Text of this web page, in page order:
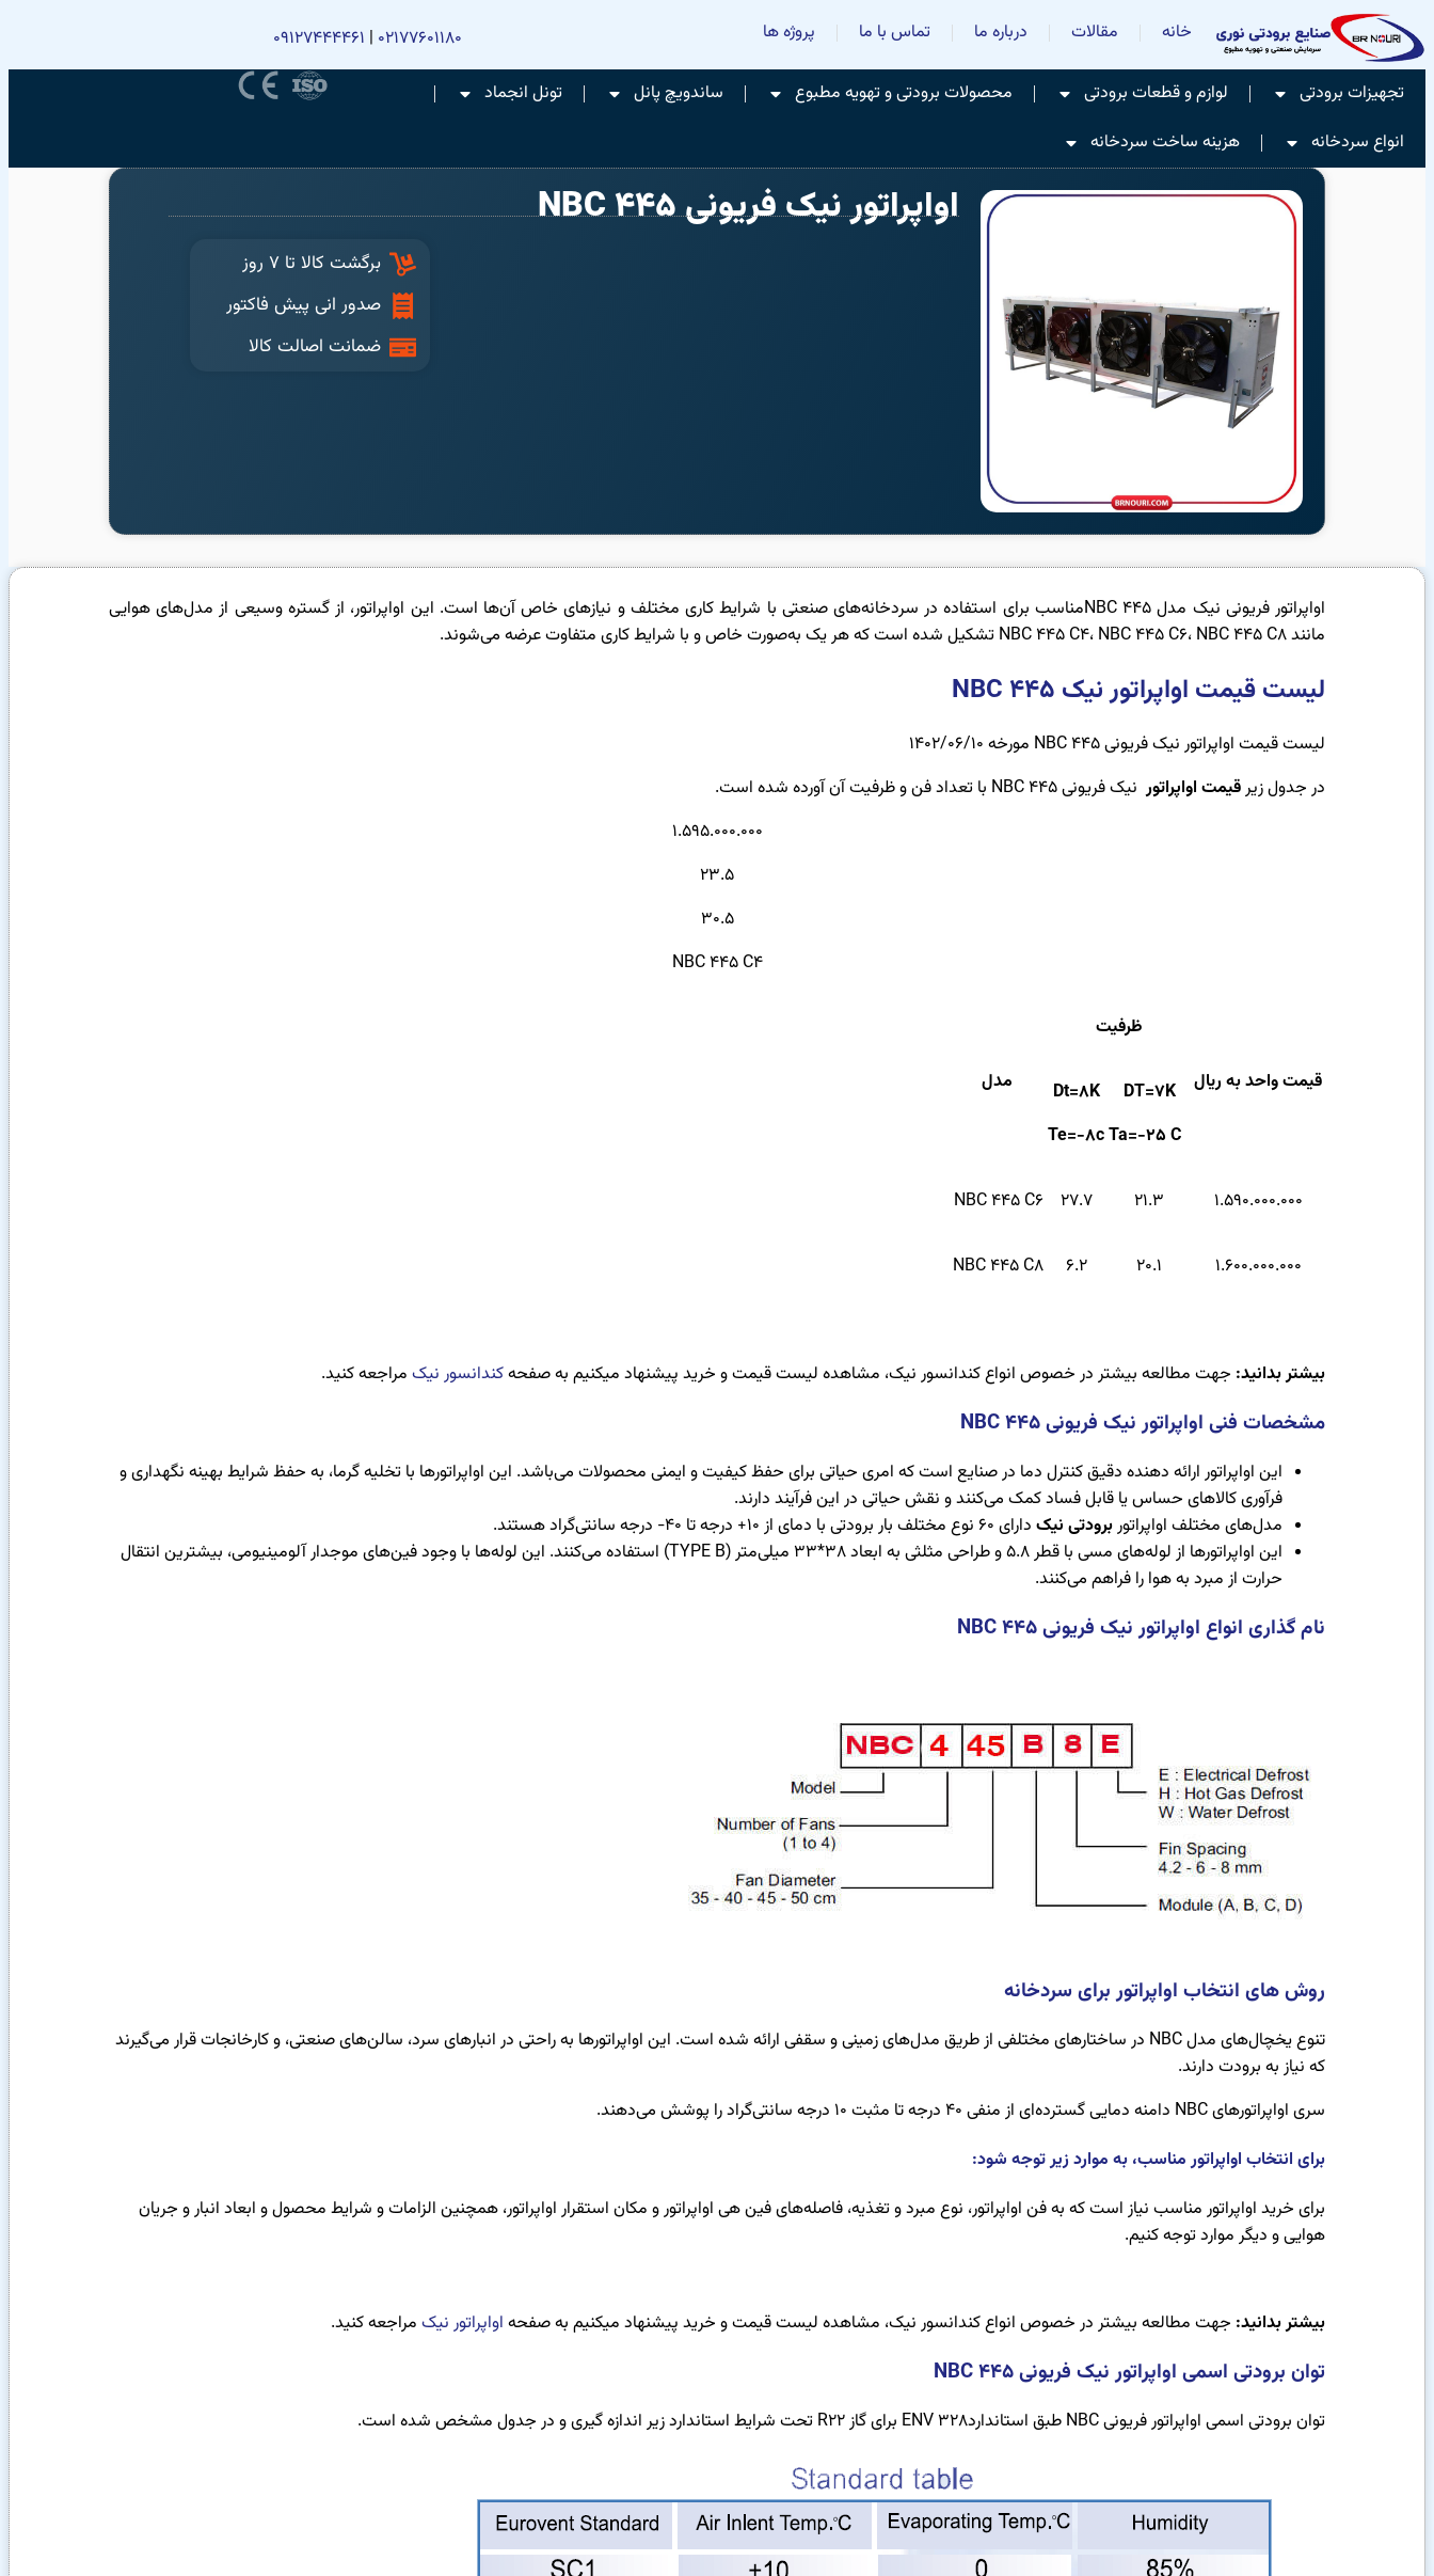
خانه مقالات درباره ما تماس با ما پروژه ها 02177601180
|
09127444461
تجهیزات برودتی لوازم و قطعات برودتی محصولات برودتی و تهویه مطبوع ساندویچ پانل
تونل انجماد
انواع سردخانه
هزینه ساخت سردخانه
اواپراتور نیک فریونی NBC 445
برگشت کالا تا 7 روز
صدور انی پیش فاکتور
ضمانت اصالت کالا
اواپراتور فریونی نیک مدل NBC 445مناسب برای استفاده در سردخانه‌های صنعتی با شرایط کاری مختلف و نیازهای خاص آن‌ها است. این اواپراتور، از گستره وسیعی از مدل‌های هوایی
مانند NBC 445 C4، NBC 445 C6، NBC 445 C8 تشکیل شده است که هر یک به‌صورت خاص و با شرایط کاری متفاوت عرضه می‌شوند.
لیست قیمت اواپراتور نیک NBC 445
لیست قیمت اواپراتور نیک فریونی NBC 445 مورخه 1402/06/10
در جدول زیرقیمت اواپراتورنیک فریونی NBC 445 با تعداد فن و ظرفیت آن آورده شده است.
1.595.000.000
23.5
30.5
NBC 445 C4
قیمت واحد به ریال
ظرفیت
مدل
DT=7K
Dt=8K
Te=-8c
1.590.000.000
21.3
27.7
NBC 445 C6
1.600.000.000
20.1
6.2
NBC 445 C8
بیشتر بدانید: جهت مطالعه بیشتر در خصوص انواع کندانسور نیک، مشاهده لیست قیمت و خرید پیشنهاد میکنیم به صفحهکندانسور نیک مراجعه کنید.
مشخصات فنی اواپراتور نیک فریونی NBC 445
این اواپراتور ارائه دهنده دقیق کنترل دما در صنایع است که امری حیاتی برای حفظ کیفیت و ایمنی محصولات می‌باشد. این اواپراتورها با تخلیه گرما، به حفظ شرایط بهینه نگهداری و
فرآوری کالاهای حساس یا قابل فساد کمک می‌کنند و نقش حیاتی در این فرآیند دارند.
مدل‌های مختلف اواپراتوربرودتی نیک دارای 60 نوع مختلف بار برودتی با دمای از 10+ درجه تا 40- درجه سانتی‌گراد هستند.
این اواپراتورها از لوله‌های مسی با قطر 5.8 و طراحی مثلثی به ابعاد 38*33 میلی‌متر (TYPE B) استفاده می‌کنند. این لوله‌ها با وجود فین‌های موجدار آلومینیومی، بیشترین انتقال
حرارت از مبرد به هوا را فراهم می‌کنند.
نام گذاری انواع اواپراتور نیک فریونی NBC 445
روش های انتخاب اواپراتور برای سردخانه
تنوع یخچال‌های مدل NBC در ساختارهای مختلفی از طریق مدل‌های زمینی و سقفی ارائه شده است. این اواپراتورها به راحتی در انبارهای سرد، سالن‌های صنعتی، و کارخانجات قرار می‌گیرند
که نیاز به برودت دارند.
سری اواپراتورهای NBC دامنه دمایی گسترده‌ای از منفی 40 درجه تا مثبت 10 درجه سانتی‌گراد را پوشش می‌دهند.
برای انتخاب اواپراتور مناسب، به موارد زیر توجه شود:
برای خرید اواپراتور مناسب نیاز است که به فن اواپراتور، نوع مبرد و تغذیه، فاصله‌های فین هی اواپراتور و مکان استقرار اواپراتور، همچنین الزامات و شرایط محصول و ابعاد انبار و جریان
هوایی و دیگر موارد توجه کنیم.
بیشتر بدانید: جهت مطالعه بیشتر در خصوص انواع کندانسور نیک، مشاهده لیست قیمت و خرید پیشنهاد میکنیم به صفحه اواپراتور نیک مراجعه کنید.
توان برودتی اسمی اواپراتور نیک فریونی NBC 445
توان برودتی اسمی اواپراتور فریونی NBC طبق استانداردENV 328 برای گاز R22 تحت شرایط استاندارد زیر اندازه گیری و در جدول مشخص شده است.